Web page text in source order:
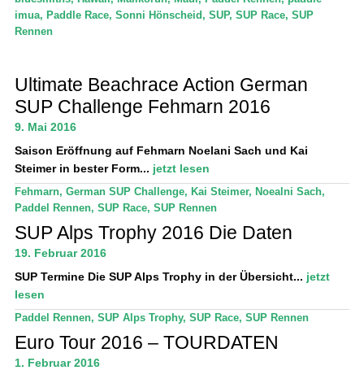
imua, Paddle Race, Sonni Hönscheid , SUP, SUP Race, SUP
Rennen
Ultimate Beachrace Action German
SUP Challenge Fehmarn 2016
9. Mai 2016
Saison Eröffnung auf Fehmarn Noelani Sach und Kai
Steimer in bester Form... jetzt lesen
Fehmarn, German SUP Challenge, Kai Steimer, Noealni Sach,
Paddel Rennen, SUP Race, SUP Rennen
SUP Alps Trophy 2016 Die Daten
19. Februar 2016
SUP TermineDie SUP Alps Trophy in der Übersicht... jetzt
lesen
Paddel Rennen, SUP Alps Trophy, SUP Race, SUP Rennen
Euro Tour 2016 – TOURDATEN
1. Februar 2016